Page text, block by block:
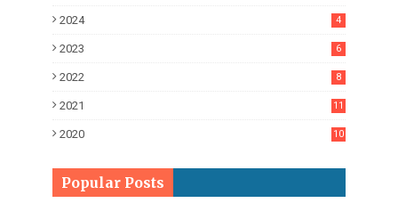
2024 4
2023 6
2022 8
2021 11
2020
10
Popular Posts